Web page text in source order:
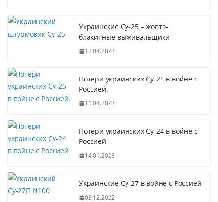
Украинские Су-25 – жовто-
блакитные выживальщики
12.04.2023
Потери украинских Су-25 в войне с
Россией.
11.04.2023
Потери украинских Су-24 в войне с
Россией
14.01.2023
Украинские Су-27 в войне с Россией
03.12.2022